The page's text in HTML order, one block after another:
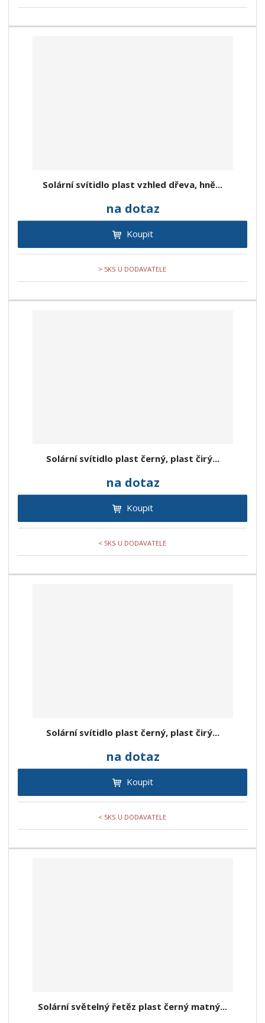
Solární svítidlo plast vzhled dřeva, hně...
na dotaz
Koupit
> 5KS U DODAVATELE
Solární svítidlo plast černý, plast čirý...
na dotaz
Koupit
< 5KS U DODAVATELE
Solární svítidlo plast černý, plast čirý...
na dotaz
Koupit
< 5KS U DODAVATELE
Solární světelný řetěz plast černý matný...